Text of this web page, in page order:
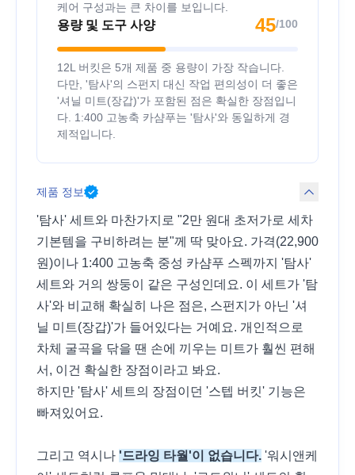
케어 구성과는 큰 차이를 보입니다.
용량 및 도구 사양 45/100
12L 버킷은 5개 제품 중 용량이 가장 작습니다.
다만, '탐사'의 스펀지 대신 작업 편의성이 더 좋은
'셔닐 미트(장갑)'가 포함된 점은 확실한 장점입니
다. 1:400 고농축 카샴푸는 '탐사'와 동일하게 경
제적입니다.
제품 정보
'탐사' 세트와 마찬가지로 "2만 원대 초저가로 세차
기본템을 구비하려는 분"께 딱 맞아요. 가격(22,900
원)이나 1:400 고농축 중성 카샴푸 스펙까지 '탐사'
세트와 거의 쌍둥이 같은 구성인데요. 이 세트가 '탐
사'와 비교해 확실히 나은 점은, 스펀지가 아닌 '셔
닐 미트(장갑)'가 들어있다는 거예요. 개인적으로
차체 굴곡을 닦을 땐 손에 끼우는 미트가 훨씬 편해
서, 이건 확실한 장점이라고 봐요.
하지만 '탐사' 세트의 장점이던 '스텝 버킷' 기능은
빠져있어요.
그리고 역시나 '드라잉 타월'이 없습니다. '워시앤케